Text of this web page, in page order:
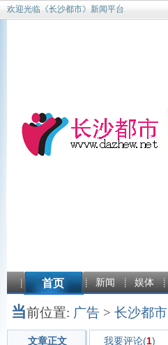
欢迎光临《长沙都市》新闻平台
首页 新闻 娱体
当前位置: 广告 > 长沙都市
文章正文 我要评论(1)